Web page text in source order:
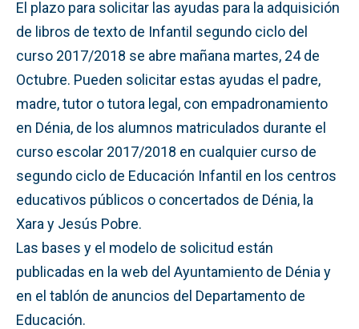
El plazo para solicitar las ayudas para la adquisición
de libros de texto de Infantil segundo ciclo del
curso 2017/2018 se abre mañana martes, 24 de
Octubre. Pueden solicitar estas ayudas el padre,
madre, tutor o tutora legal, con empadronamiento
en Dénia, de los alumnos matriculados durante el
curso escolar 2017/2018 en cualquier curso de
segundo ciclo de Educación Infantil en los centros
educativos públicos o concertados de Dénia, la
Xara y Jesús Pobre.
Las bases y el modelo de solicitud están
publicadas en la web del Ayuntamiento de Dénia y
en el tablón de anuncios del Departamento de
Educación.